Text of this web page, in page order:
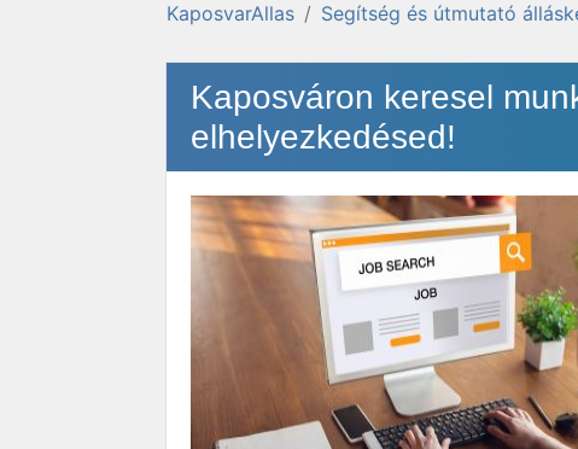
KaposvarAllas Segítség és útmutató
Kaposváron keresel
elhelyezkedésed!